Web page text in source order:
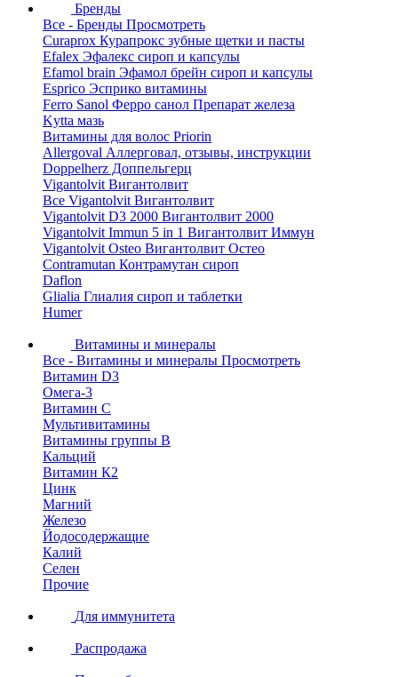
Бренды
Все - Бренды Просмотреть
Curaprox Курапрокс зубные щетки и пасты
Efalex Эфалекс сироп и капсулы
Efamol brain Эфамол брейн сироп и капсулы
Esprico Эсприко витамины
Ferro Sanol Ферро санол Препарат железа
Kytta мазь
Витамины для волос Priorin
Allergoval Аллерговал, отзывы, инструкции
Doppelherz Доппельгерц
Vigantolvit Вигантолвит
Все Vigantolvit Вигантолвит
Vigantolvit D3 2000 Вигантолвит 2000
Vigantolvit Immun 5 in 1 Вигантолвит Иммун
Vigantolvit Osteo Вигантолвит Остео
Contramutan Контрамутан сироп
Daflon
Glialia Глиалия сироп и таблетки
Humer
Витамины и минералы
Все - Витамины и минералы Просмотреть
Витамин D3
Омега-3
Витамин С
Мультивитамины
Витамины группы B
Кальций
Витамин К2
Цинк
Магний
Железо
Йодосодержащие
Калий
Селен
Прочие
Для иммунитета
Распродажа